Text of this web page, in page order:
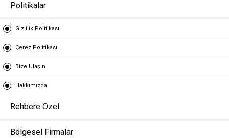
Politikalar
Gizlilik Politikası
Çerez Politikası
Bize Ulaşın
Hakkımızda
Rehbere Özel
Bölgesel Firmalar